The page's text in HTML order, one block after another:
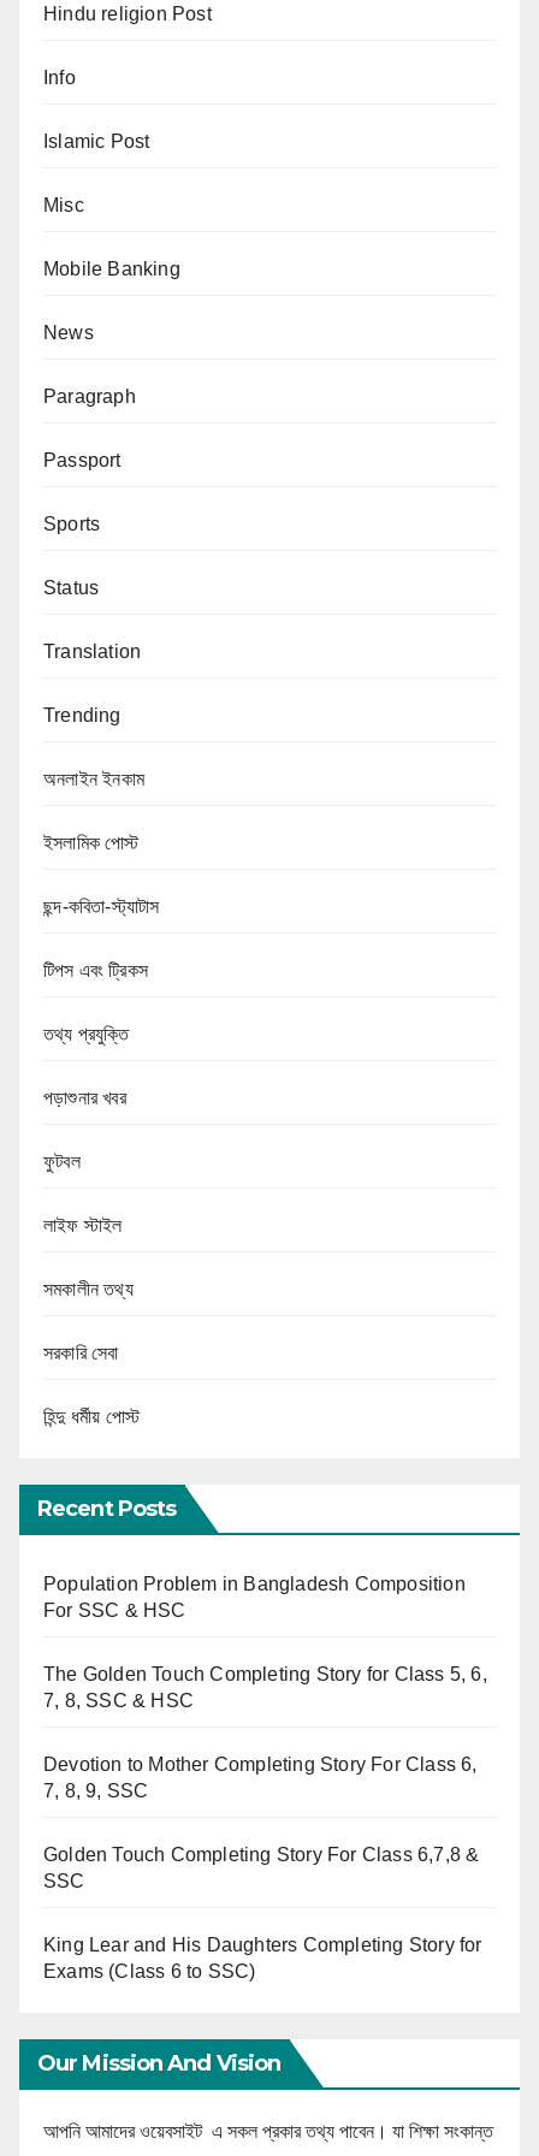
Hindu religion Post
Info
Islamic Post
Misc
Mobile Banking
News
Paragraph
Passport
Sports
Status
Translation
Trending
অনলাইন ইনকাম
ইসলামিক পোস্ট
ছন্দ-কবিতা-স্ট্যাটাস
টিপস এবং ট্রিকস
তথ্য প্রযুক্তি
পড়াশুনার খবর
ফুটবল
লাইফ স্টাইল
সমকালীন তথ্য
সরকারি সেবা
হিন্দু ধর্মীয় পোস্ট
Recent Posts
Population Problem in Bangladesh Composition
For SSC & HSC
The Golden Touch Completing Story for Class 5, 6,
7, 8, SSC & HSC
Devotion to Mother Completing Story For Class 6,
7, 8, 9, SSC
Golden Touch Completing Story For Class 6,7,8 &
SSC
King Lear and His Daughters Completing Story for
Exams (Class 6 to SSC)
Our Mission And Vision
আপনি আমাদের ওয়েবসাইট এ সকল প্রকার তথ্য পাবেন। যা শিক্ষা সংকান্ত